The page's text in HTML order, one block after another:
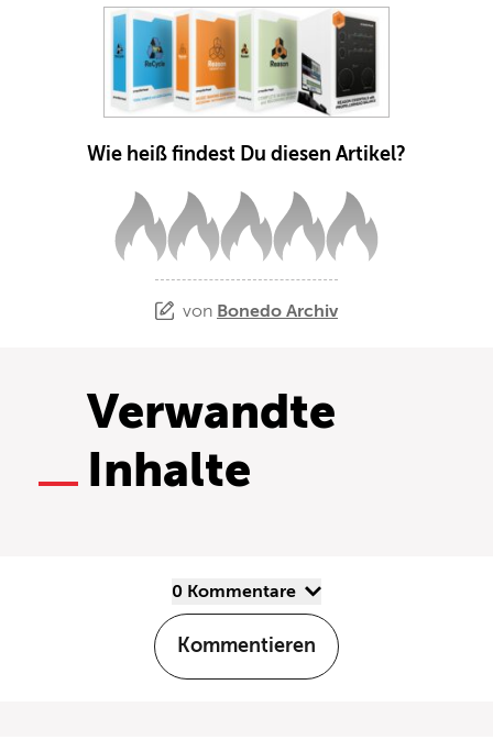
Wie heiß findest Du diesen Artikel?
von Bonedo Archiv
Verwandte
Inhalte
0 Kommentare
Kommentieren